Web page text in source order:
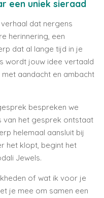
een uniek sieraad
dat nergens
herinnering, een
dat al lange tijd in je
wordt jouw idee vertaald
aandacht en ambacht
bespreken we
van het gesprek ontstaat
helemaal aansluit bij
het klopt, begint het
Jewels.
of wat ik voor je
je mee om samen een